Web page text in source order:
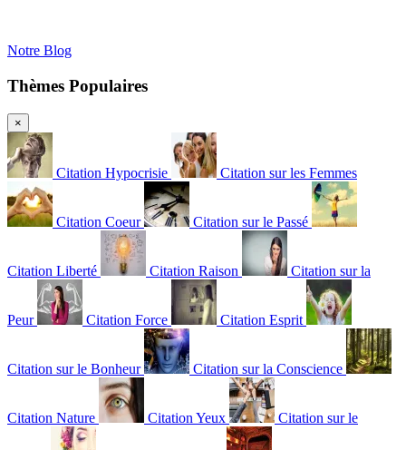
Notre Blog
Thèmes Populaires
×
Citation Hypocrisie Citation sur les Femmes
Citation Coeur Citation sur le Passé
Citation Liberté Citation Raison Citation sur la
Peur Citation Force Citation Esprit
Citation sur le Bonheur Citation sur la Conscience
Citation Nature Citation Yeux Citation sur le